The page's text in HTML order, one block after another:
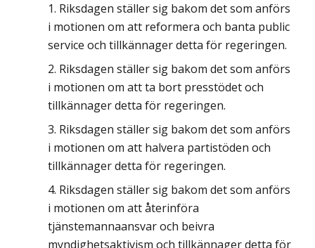
Riksdagen ställer sig bakom det som anförs
i motionen om att reformera och banta public
service och tillkännager detta för regeringen.
Riksdagen ställer sig bakom det som anförs
i motionen om att ta bort presstödet och
tillkännager detta för regeringen.
Riksdagen ställer sig bakom det som anförs
i motionen om att halvera partistöden och
tillkännager detta för regeringen.
Riksdagen ställer sig bakom det som anförs
i motionen om att återinföra
tjänstemannaansvar och beivra
myndighetsaktivism och tillkännager detta för